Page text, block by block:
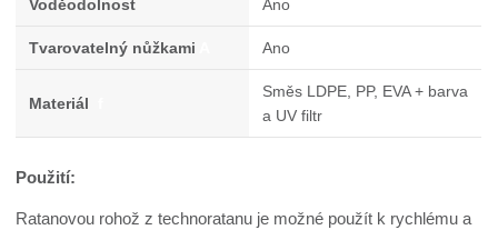
Voděodolnost Ano
Tvarovatelný nůžkami Ano
Materiál
Směs LDPE, PP, EVA + barva
a UV filtr
Použití:
Ratanovou rohož z technoratanu je možné použít k rychlému a